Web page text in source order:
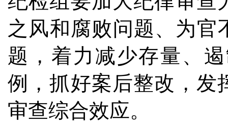
之风和腐败问题、为官
题，着力减少存量、
例，抓好案后整改，发
审查综合效应。